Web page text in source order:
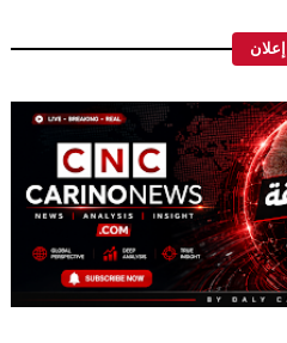
إعلان